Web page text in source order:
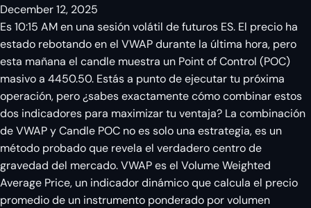
December 12, 2025
Es 10:15 AM en una sesión volátil de futuros ES. El precio ha
estado rebotando en el VWAP durante la última hora, pero
esta mañana el candle muestra un Point of Control (POC)
masivo a 4450.50. Estás a punto de ejecutar tu próxima
operación, pero ¿sabes exactamente cómo combinar estos
dos indicadores para maximizar tu ventaja? La combinación
de VWAP y Candle POC no es solo una estrategia, es un
método probado que revela el verdadero centro de
gravedad del mercado. VWAP es el Volume Weighted
Average Price, un indicador dinámico que calcula el precio
promedio de un instrumento ponderado por volumen